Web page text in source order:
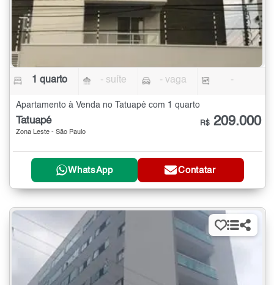
1 quarto - suíte - vaga -
Apartamento à Venda no Tatuapé com 1 quarto
Tatuapé
Zona Leste - São Paulo
R$ 209.000
WhatsApp Contatar